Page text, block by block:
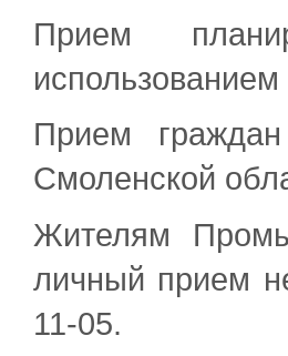
Прием
Прием
Смоленской
Жителям
личный прием
11-05.